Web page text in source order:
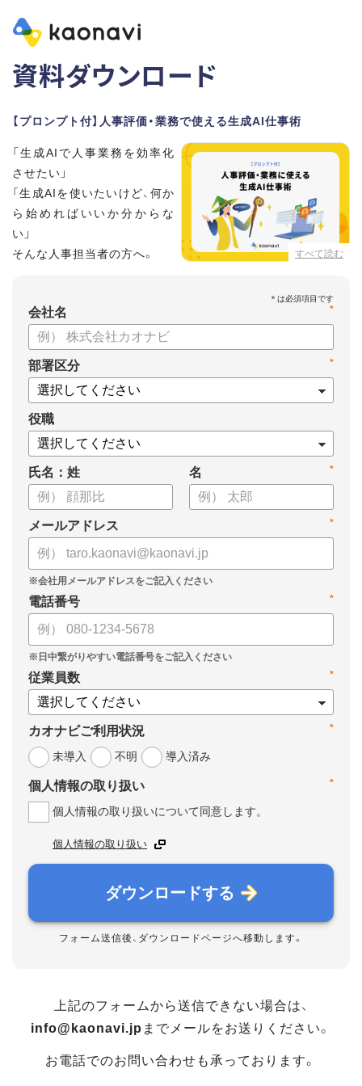
資料ダウンロード
【プロンプト付】人事評価・業務で使える生成AI仕事術
すべて読む
「生成AIで人事業務を効率化
させたい」
「生成AIを使いたいけど、何か
ら始めればいいか分からな
い」
そんな人事担当者の方へ。
本資料では、人事担当者300名の実態調査をもとに現場ですぐ
に役立つ生成AI活用術を紹介しています。
生成AI利用時のポイントや注意事項もまとめているため、これ
から始める方も安心です。評価シートフォーマットの作成や素
案の生成など、コピペで使えるプロンプトも収録！
生成AIを「壁打ち相手」や「作業アシスタント」にして、明日か
らの人事業務を効率化してみませんか？
【資料の内容】
・人事担当者に聞いた「生成AI活用に関する実態調査」
・生成AI利用における注意点やルール
・今日から使えるプロンプト集（人事評価、エンゲージメント業
務）
*
会社名
*
部署区分
役職
氏名：姓 *
名
*
メールアドレス
*
電話番号
*
従業員数
*
カオナビご利用状況
未導入
不明 導入済み
*
個人情報の取り扱い
個人情報の取り扱いについて同意します。
個人情報の取り扱い
ダウンロードする
フォーム送信後、ダウンロードページへ移動します。
上記のフォームから送信できない場合は、
info@kaonavi.jp までメールをお送りください。
お電話でのお問い合わせも承っております。